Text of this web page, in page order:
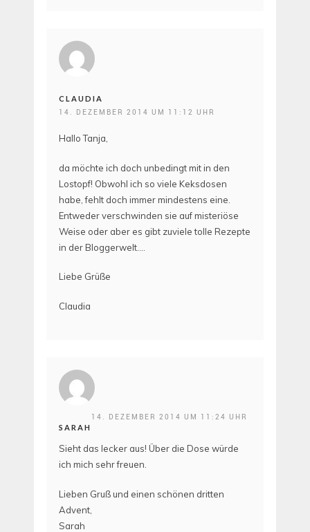
CLAUDIA
14. DEZEMBER 2014 UM 11:12 UHR
Hallo Tanja,
da möchte ich doch unbedingt mit in den
Lostopf! Obwohl ich so viele Keksdosen
habe, fehlt doch immer mindestens eine.
Entweder verschwinden sie auf misteriöse
Weise oder aber es gibt zuviele tolle Rezepte
in der Bloggerwelt….
Liebe Grüße
Claudia
SARAH
14. DEZEMBER 2014 UM 11:24 UHR
Sieht das lecker aus! Über die Dose würde
ich mich sehr freuen.
Lieben Gruß und einen schönen dritten
Advent,
Sarah